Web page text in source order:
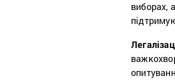
виборах,